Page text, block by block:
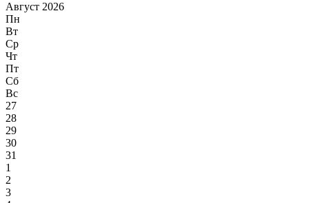
Август 2026
Пн
Вт
Ср
Чт
Пт
Сб
Вс
27
28
29
30
31
1
2
3